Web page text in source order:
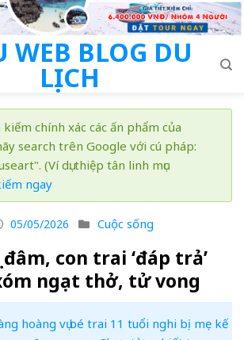
WEB BLOG DU
LỊCH
chính xác các ấn phẩm của
search trên Google với cú pháp:
(Ví dụ: thiệp tân linh mục
ngay
05/05/2026 Cuộc sống
đâm, con trai ‘đáp trả’
ngạt thở, tử vong
hoàng vụ bé trai 11 tuổi nghi bị mẹ kế